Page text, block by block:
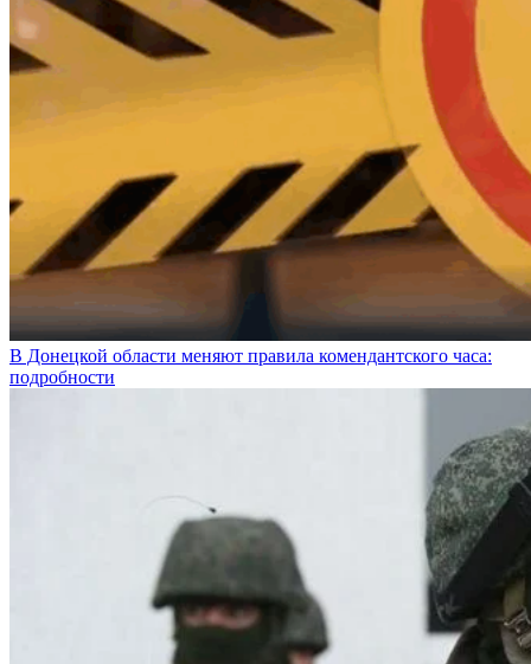
В Донецкой области меняют правила комендантского часа:
подробности